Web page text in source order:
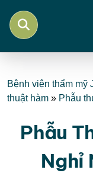
Bệnh viện thẩm mỹ
thuật hàm » Phẫu
Phẫu
Nghỉ